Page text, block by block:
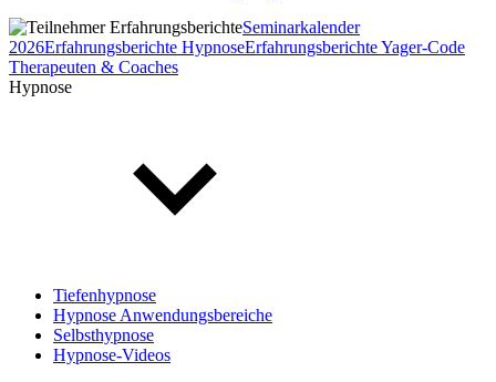
Seminarkalender
2026Erfahrungsberichte HypnoseErfahrungsberichte Yager-Code
Therapeuten & Coaches
Hypnose
Tiefenhypnose
Hypnose Anwendungsbereiche
Selbsthypnose
Hypnose-Videos